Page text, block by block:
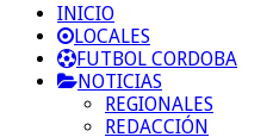
INICIO
LOCALES
FUTBOL CORDOBA
NOTICIAS
REGIONALES
REDACCIÓN